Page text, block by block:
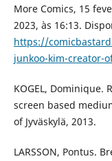
More Comics, 15
2023, às 16:13.
https://
junkoo-kim-creator-
KOGEL, Dominique.
screen based
of Jyväskylä, 2013.
LARSSON, Pontus.